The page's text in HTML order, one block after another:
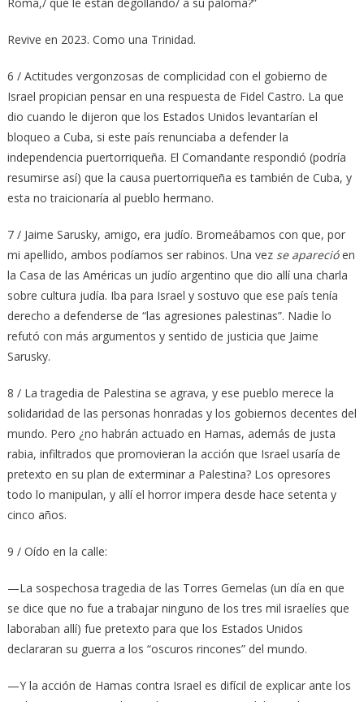
Revive en 2023. Como una Trinidad.
6 / Actitudes vergonzosas de complicidad con el gobierno de
Israel propician pensar en una respuesta de Fidel Castro. La que
dio cuando le dijeron que los Estados Unidos levantarían el
bloqueo a Cuba, si este país renunciaba a defender la
independencia puertorriqueña. El Comandante respondió (podría
resumirse así) que la causa puertorriqueña es también de Cuba, y
esta no traicionaría al pueblo hermano.
7 / Jaime Sarusky, amigo, era judío. Bromeábamos con que, por
mi apellido, ambos podíamos ser rabinos. Una vez se aparecióen
la Casa de las Américas un judío argentino que dio allí una charla
sobre cultura judía. Iba para Israel y sostuvo que ese país tenía
derecho a defenderse de “las agresiones palestinas”. Nadie lo
refutó con más argumentos y sentido de justicia que Jaime
Sarusky.
8 / La tragedia de Palestina se agrava, y ese pueblo merece la
solidaridad de las personas honradas y los gobiernos decentes del
mundo. Pero ¿no habrán actuado en Hamas, además de justa
rabia, infiltrados que promovieran la acción que Israel usaría de
pretexto en su plan de exterminar a Palestina? Los opresores
todo lo manipulan, y allí el horror impera desde hace setenta y
cinco años.
9 / Oído en la calle:
—La sospechosa tragedia de las Torres Gemelas (un día en que
se dice que no fue a trabajar ninguno de los tres mil israelíes que
laboraban allí) fue pretexto para que los Estados Unidos
declararan su guerra a los “oscuros rincones” del mundo.
—Y la acción de Hamas contra Israel es difícil de explicar ante los